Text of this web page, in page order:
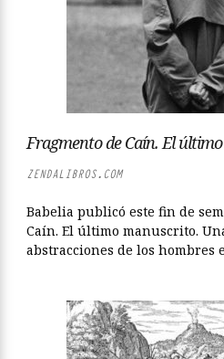
Fragmento de Caín. El
ZENDALIBROS.COM
Babelia publicó este fin de
Caín. El último manuscrito.
abstracciones de los hombres